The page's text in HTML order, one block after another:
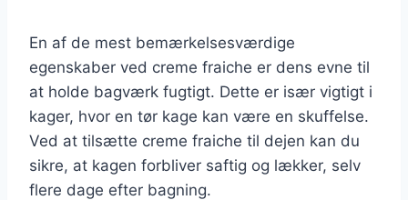
En af de mest bemærkelsesværdige
egenskaber ved creme fraiche er dens evne til
at holde bagværk fugtigt. Dette er især vigtigt i
kager, hvor en tør kage kan være en skuffelse.
Ved at tilsætte creme fraiche til dejen kan du
sikre, at kagen forbliver saftig og lækker, selv
flere dage efter bagning.